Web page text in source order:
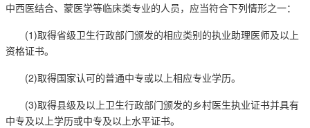
中西医结合、蒙医学等临床类专业的人员，应当符合下列情形之一：
(1)取得省级卫生行政部门颁发的相应类别的执业助理医师及以上
资格证书。
(2)取得国家认可的普通中专或以上相应专业学历。
(3)取得县级及以上卫生行政部门颁发的乡村医生执业证书并具有
中专及以上学历或中专及以上水平证书。